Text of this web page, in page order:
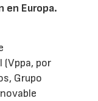
en Europa.
por
Grupo